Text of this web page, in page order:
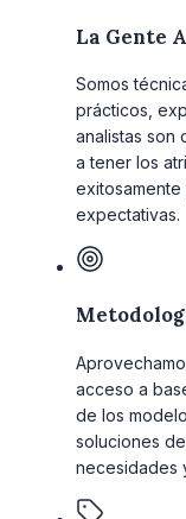
La Gente
Somos
prácticos,
analistas son
a tener los
expectativas.
acceso a
de los
soluciones
necesidades